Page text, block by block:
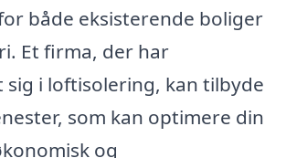
både eksisterende boliger
Et firma, der har
sig i loftisolering, kan tilbyde
som kan optimere din
og